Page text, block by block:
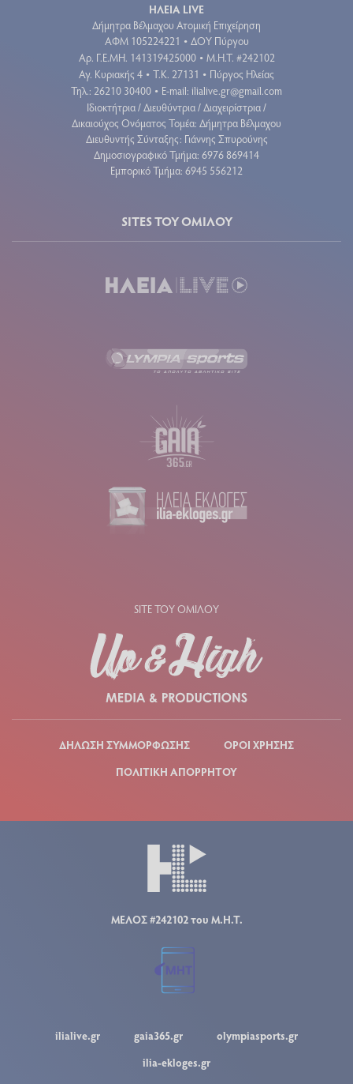
ΗΛΕΙΑ LIVE
Δήμητρα Βέλμαχου Ατομική Επιχείρηση
ΑΦΜ 105224221 • ΔΟΥ Πύργου
Aρ. Γ.Ε.ΜΗ. 141319425000 • Μ.Η.Τ. #242102
Αγ. Κυριακής 4 • Τ.Κ. 27131 • Πύργος Ηλείας
Τηλ.: 26210 30400 • E-mail: ilialive.gr@gmail.com
Ιδιοκτήτρια / Διευθύντρια / Διαχειρίστρια /
Δικαιούχος Ονόματος Τομέα: Δήμητρα Βέλμαχου
Διευθυντής Σύνταξης: Γιάννης Σπυρούνης
Δημοσιογραφικό Τμήμα: 6976 869414
Εμπορικό Τμήμα: 6945 556212
SITES ΤΟΥ ΟΜΙΛΟΥ
SITE ΤΟΥ ΟΜΙΛΟΥ
ΔΗΛΩΣΗ ΣΥΜΜΟΡΦΩΣΗΣ
ΟΡΟΙ ΧΡΗΣΗΣ
ΠΟΛΙΤΙΚΗ ΑΠΟΡΡΗΤΟΥ
ΜΕΛΟΣ #242102 του Μ.Η.Τ.
ilialive.gr gaia365.gr
olympiasports.gr
ilia-ekloges.gr